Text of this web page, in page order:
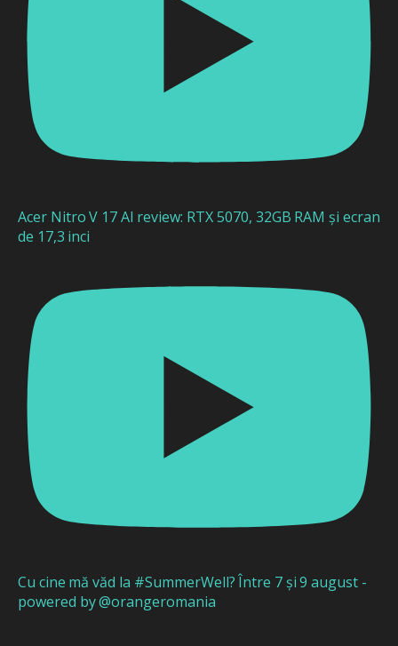
Acer Nitro V 17 AI review: RTX 5070, 32GB RAM și ecran
de 17,3 inci
Cu cine mă văd la #SummerWell? Între 7 și 9 august -
powered by @orangeromania